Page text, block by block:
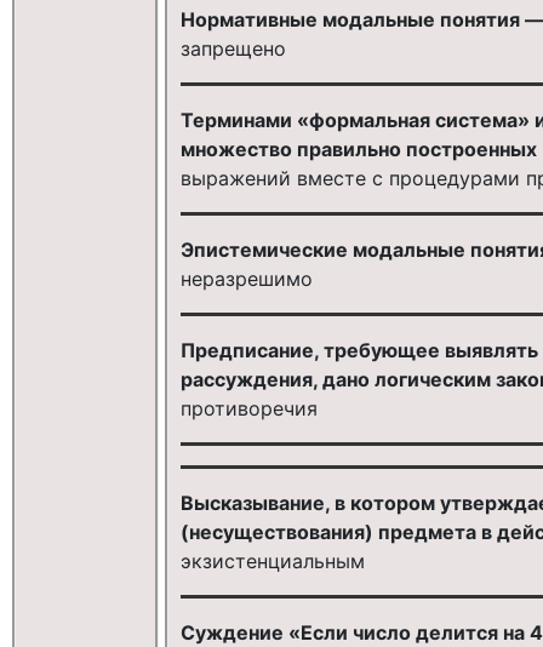
Нормативные модальные понятия
запрещено
Терминами «формальная система»
множество правильно построенных
выражений вместе с процедурами
Эпистемические модальные
неразрешимо
Предписание, требующее
рассуждения, дано логическим
противоречия
Высказывание, в котором
(несуществования) предмета в
экзистенциальным
Суждение «Если число делится на